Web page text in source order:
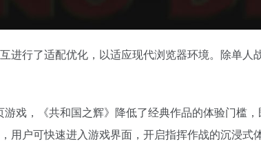
进行了适配优化，以适应现代浏览器环境。除单
戏，《共和国之辉》降低了经典作品的体验门槛
户可快速进入游戏界面，开启指挥作战的沉浸式体